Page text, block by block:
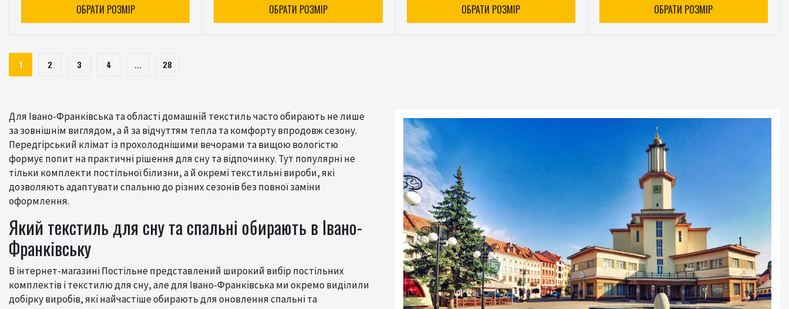
Для Івано-Франківська та області домашній текстиль часто обирають не лише
за зовнішнім виглядом, а й за відчуттям тепла та комфорту впродовж сезону.
Передгірський клімат із прохолоднішими вечорами та вищою вологістю
формує попит на практичні рішення для сну та відпочинку. Тут популярні не
тільки комплекти постільної білизни, а й окремі текстильні вироби, які
дозволяють адаптувати спальню до різних сезонів без повної заміни
оформлення.
Який текстиль для сну та спальні обирають в Івано-
Франківську
В інтернет-магазині Постільне представлений широкий вибір постільних
комплектів і текстилю для сну, але для Івано-Франківська ми окремо виділили
добірку виробів, які найчастіше обирають для оновлення спальні та
ОБРАТИ РОЗМІР ОБРАТИ РОЗМІР ОБРАТИ РОЗМІР ОБРАТИ РОЗМІР
1 2 3 4 ... 28